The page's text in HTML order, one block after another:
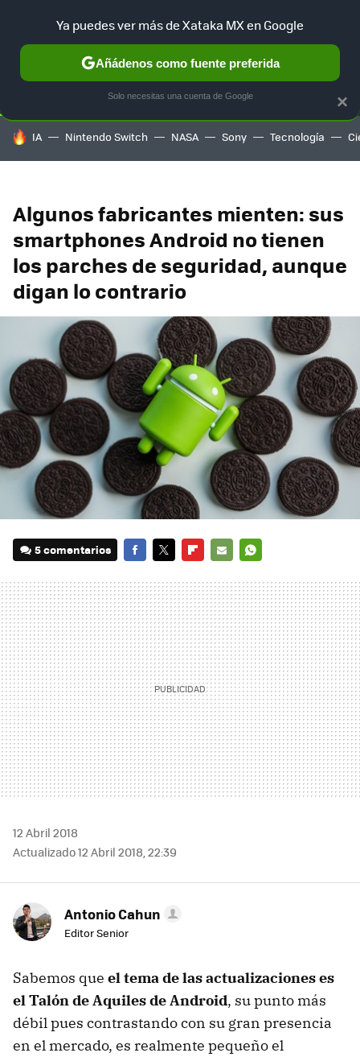
SELECCIÓN GAMING HOME AUTO TERRITORIO
HOY SE HABLA DE
IA Nintendo Switch NASA Sony Tecnología
Algunos fabricantes mienten: sus
smartphones Android no tienen
los parches de seguridad, aunque
digan lo contrario
5 comentarios
MAIL
12 Abril 2018
Actualizado 12 Abril 2018, 22:39
Antonio Cahun
Editor Senior
Sabemos que el tema de las actualizaciones es
el Talón de Aquiles de Android, su punto más
débil pues contrastando con su gran presencia
en el mercado, es realmente pequeño el
×
Ya puedes ver más de Xataka MX en Google
Añádenos como fuente preferida
Solo necesitas una cuenta de Google